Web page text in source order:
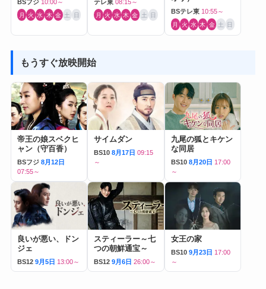
BSフジ 10:00～
月 火 水 木 金 土 日
テレ東 08:15～
月 火 水 木 金 土 日 BSテレ東 10:55～
月 火 水 木 金 土 日
もうすぐ放映開始
帝王の娘スベクヒ
ャン（守百香）
BSフジ 8月12日
07:55～
サイムダン
BS10 8月17日 09:15
～
九尾の狐とキケン
な同居
BS10 8月20日 17:00
～
良いが悪い、ドン
ジェ
BS12 9月5日 13:00～
スティーラー～七
つの朝鮮通宝～
BS12 9月6日 26:00～
女王の家
BS10 9月23日 17:00
～